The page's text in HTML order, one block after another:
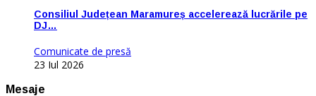
Consiliul Județean Maramureș accelerează lucrările pe
DJ…
Comunicate de presă
23 Iul 2026
Mesaje